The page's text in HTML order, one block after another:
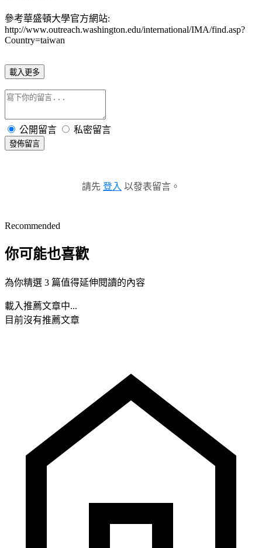
參考華盛頓大學官方網站:
http://www.outreach.washington.edu/international/IMA/find.asp?
Country=taiwan
載入更多
公開留言 私密留言
發佈留言
請先 登入 以發表留言。
Recommended
你可能也喜歡
為你精選 3 篇值得延伸閱讀的內容
載入推薦文章中...
目前沒有推薦文章